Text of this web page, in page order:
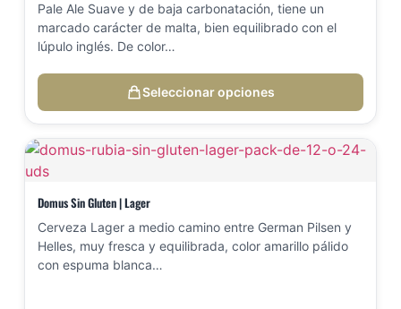
Pale Ale Suave y de baja carbonatación, tiene un
marcado carácter de malta, bien equilibrado con el
lúpulo inglés. De color…
Seleccionar opciones
Domus Sin Gluten | Lager
Cerveza Lager a medio camino entre German Pilsen y
Helles, muy fresca y equilibrada, color amarillo pálido
con espuma blanca…